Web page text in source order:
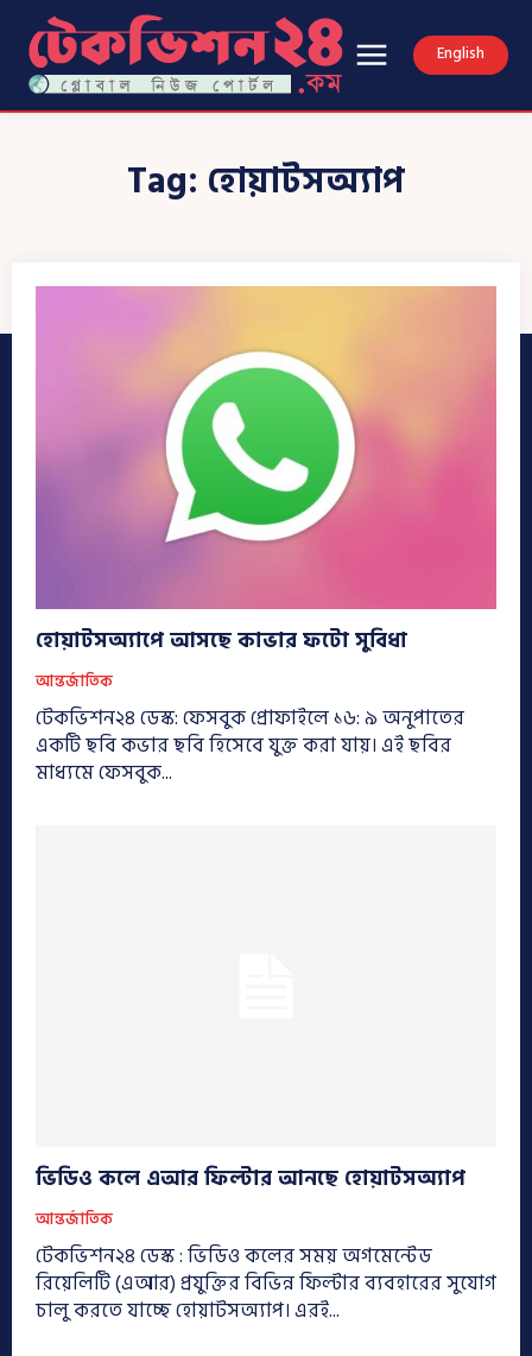
English
Tag: হোয়াটসঅ্যাপ
হোয়াটসঅ্যাপে আসছে কাভার ফটো সুবিধা
আন্তর্জাতিক
টেকভিশন২৪ ডেস্ক: ফেসবুক প্রোফাইলে ১৬: ৯ অনুপাতের
একটি ছবি কভার ছবি হিসেবে যুক্ত করা যায়। এই ছবির
মাধ্যমে ফেসবুক...
ভিডিও কলে এআর ফিল্টার আনছে হোয়াটসঅ্যাপ
আন্তর্জাতিক
টেকভিশন২৪ ডেস্ক : ভিডিও কলের সময় অগমেন্টেড
রিয়েলিটি (এআর) প্রযুক্তির বিভিন্ন ফিল্টার ব্যবহারের সুযোগ
চালু করতে যাচ্ছে হোয়াটসঅ্যাপ। এরই...